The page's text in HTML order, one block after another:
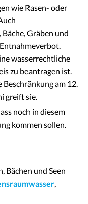
wie Rasen- oder
Gräben und
wasserrechtliche
zu beantragen ist.
am 12.
greift sie.
noch in diesem
kommen sollen.
Bächen und Seen
,